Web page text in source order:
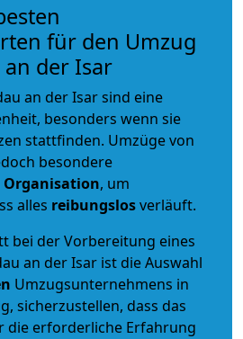
für den Umzug
der Isar
an der Isar sind eine
besonders wenn sie
stattfinden. Umzüge von
besondere
, um
alles reibungslosverläuft.
bei der Vorbereitung eines
an der Isar ist die Auswahl
Umzugsunternehmens in
sicherzustellen, dass das
die erforderliche Erfahrung